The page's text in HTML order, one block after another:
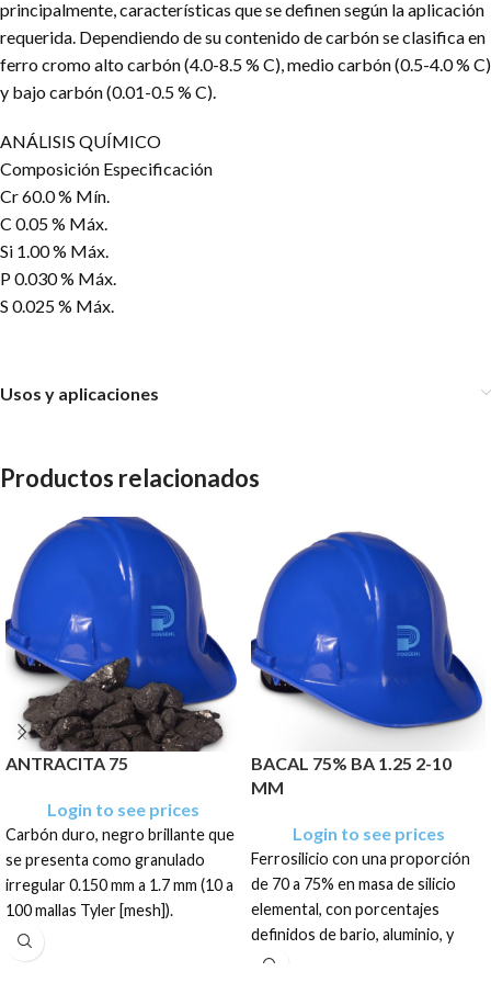
principalmente, características que se definen según la aplicación
requerida. Dependiendo de su contenido de carbón se clasifica en
ferro cromo alto carbón (4.0-8.5 % C), medio carbón (0.5-4.0 % C)
y bajo carbón (0.01-0.5 % C).
ANÁLISIS QUÍMICO
Composición Especificación
Cr 60.0 % Mín.
C 0.05 % Máx.
Si 1.00 % Máx.
P 0.030 % Máx.
S 0.025 % Máx.
Usos y aplicaciones
Productos relacionados
ANTRACITA 75
Login to see prices
Carbón duro, negro brillante que
se presenta como granulado
irregular 0.150 mm a 1.7 mm (10 a
100 mallas Tyler [mesh]).
El producto tiene una
BACAL 75% BA 1.25 2-10
MM
Login to see prices
Ferrosilicio con una proporción
de 70 a 75% en masa de silicio
elemental, con porcentajes
definidos de bario, aluminio, y
calcio que se presenta como un